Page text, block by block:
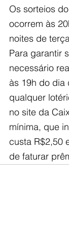
Os sorteios
ocorrem às
noites de
Para garantir
necessário
às 19h do dia
qualquer
no site da
mínima, que
custa R$2,50
de faturar